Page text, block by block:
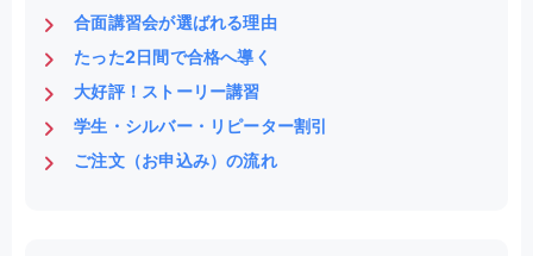
合面講習会が選ばれる理由
たった2日間で合格へ導く
大好評！ストーリー講習
学生・シルバー・リピーター割引
ご注文（お申込み）の流れ